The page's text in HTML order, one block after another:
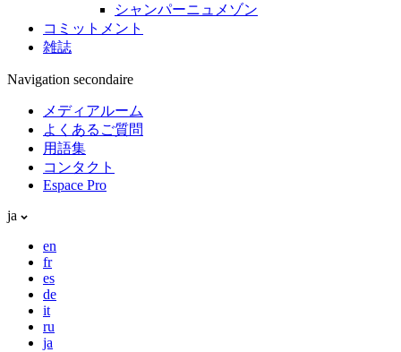
シャンパーニュメゾン
コミットメント
雑誌
Navigation secondaire
メディアルーム
よくあるご質問
用語集
コンタクト
Espace Pro
ja
en
fr
es
de
it
ru
ja